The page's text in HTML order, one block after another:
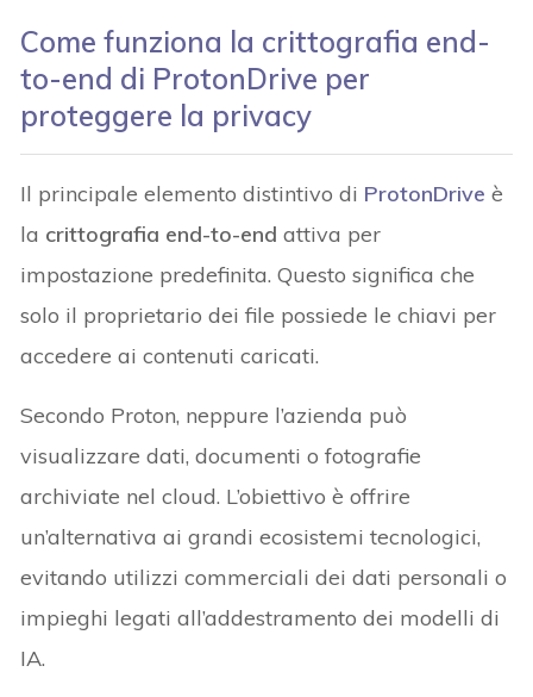
Come funziona la crittografia end-
to-end di ProtonDrive per
proteggere la privacy
Il principale elemento distintivo di ProtonDrive è
la crittografia end-to-end attiva per
impostazione predefinita. Questo significa che
solo il proprietario dei file possiede le chiavi per
accedere ai contenuti caricati.
Secondo Proton, neppure l’azienda può
visualizzare dati, documenti o fotografie
archiviate nel cloud. L’obiettivo è offrire
un’alternativa ai grandi ecosistemi tecnologici,
evitando utilizzi commerciali dei dati personali o
impieghi legati all’addestramento dei modelli di
IA.